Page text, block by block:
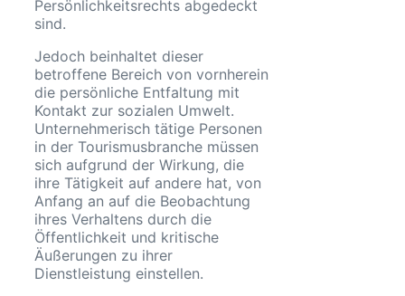
Persönlichkeitsrechts abgedeckt
sind.
Jedoch beinhaltet dieser
betroffene Bereich von vornherein
die persönliche Entfaltung mit
Kontakt zur sozialen Umwelt.
Unternehmerisch tätige Personen
in der Tourismusbranche müssen
sich aufgrund der Wirkung, die
ihre Tätigkeit auf andere hat, von
Anfang an auf die Beobachtung
ihres Verhaltens durch die
Öffentlichkeit und kritische
Äußerungen zu ihrer
Dienstleistung einstellen.